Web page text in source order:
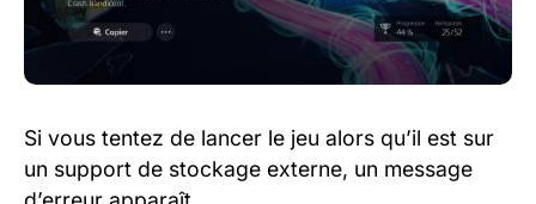
Si vous tentez de lancer le jeu alors qu’il est sur
un support de stockage externe, un message